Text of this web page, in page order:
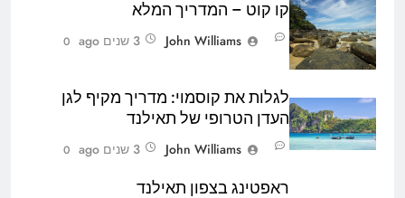
קו קוט – המדריך המלא
John Williams
3 שנים ago 0
לגלות את קוסמוי: מדריך מקיף לגן
העדן הטרופי של תאילנד
John Williams
3 שנים ago 0
ראפטינג בצפון תאילנד